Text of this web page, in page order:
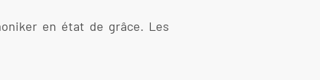
en état de grâce. Les